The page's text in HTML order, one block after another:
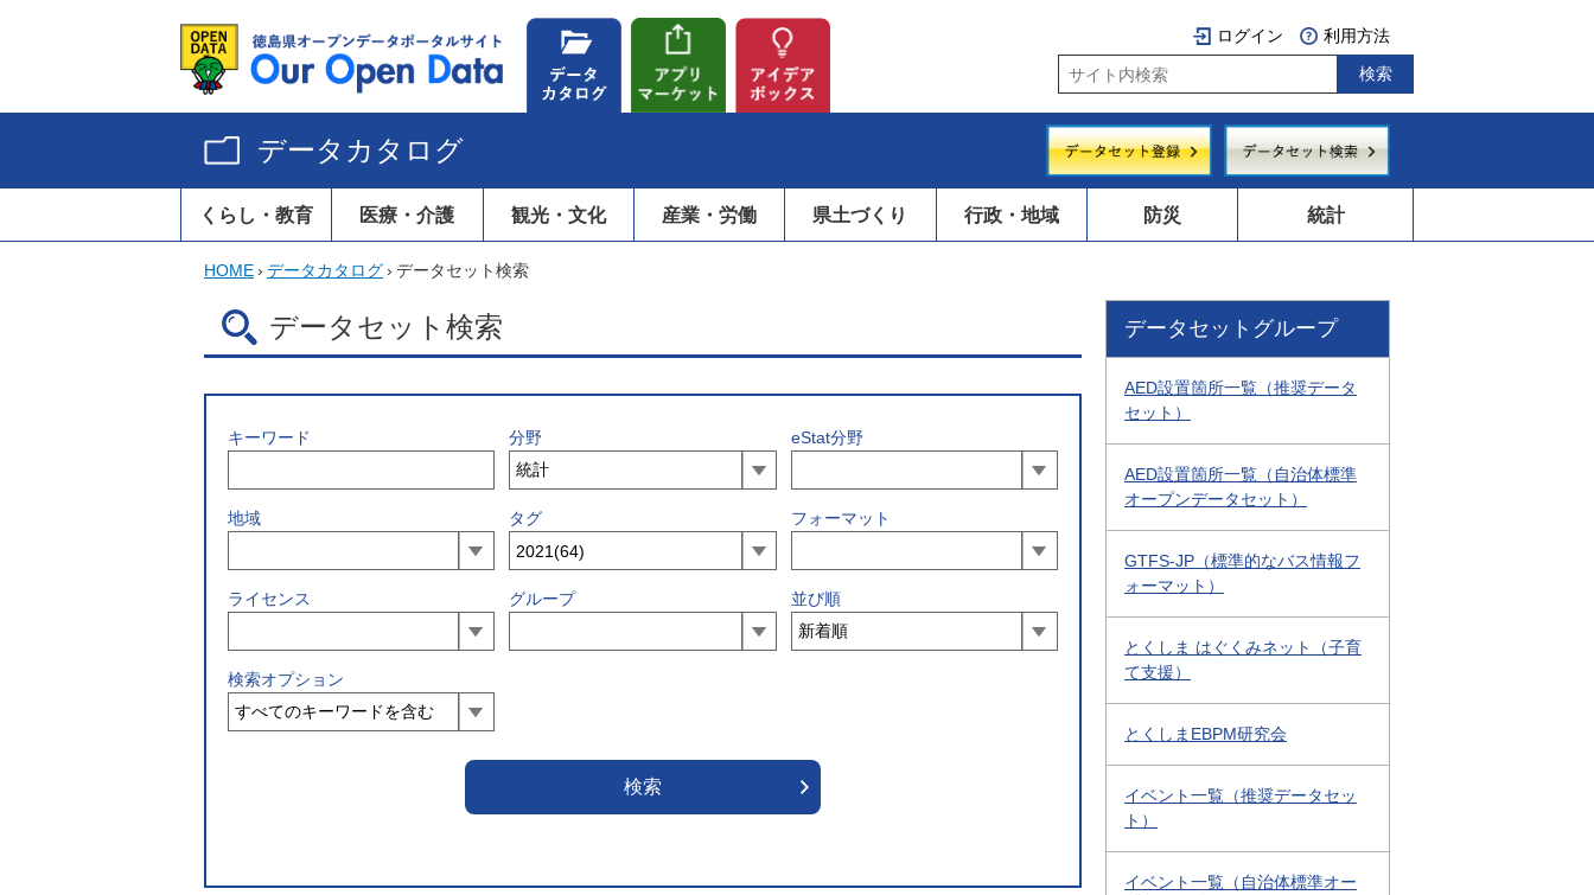
ログイン 利用方法
データカタログ
くらし・教育 医療・介護 観光・文化 産業・労働 県土づくり 行政・地域 防災 統計
HOME› データカタログ› データセット検索
データセット検索
キーワード 分野 eStat分野
地域 タグ フォーマット
ライセンス グループ 並び順
検索オプション
データセットグループ
AED設置箇所一覧（推奨データ
セット）
AED設置箇所一覧（自治体標準
オープンデータセット）
GTFS-JP（標準的なバス情報フ
ォーマット）
とくしま はぐくみネット（子育
て支援）
とくしまEBPM研究会
イベント一覧（推奨データセッ
ト）
イベント一覧（自治体標準オー